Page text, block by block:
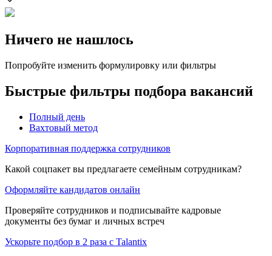
Ничего не нашлось
Попробуйте изменить формулировку или фильтры
Быстрые фильтры подбора вакансий
Полный день
Вахтовый метод
Корпоративная поддержка сотрудников
Какой соцпакет вы предлагаете семейным сотрудникам?
Оформляйте кандидатов онлайн
Проверяйте сотрудников и подписывайте кадровые
документы без бумаг и личных встреч
Ускорьте подбор в 2 раза с Talantix